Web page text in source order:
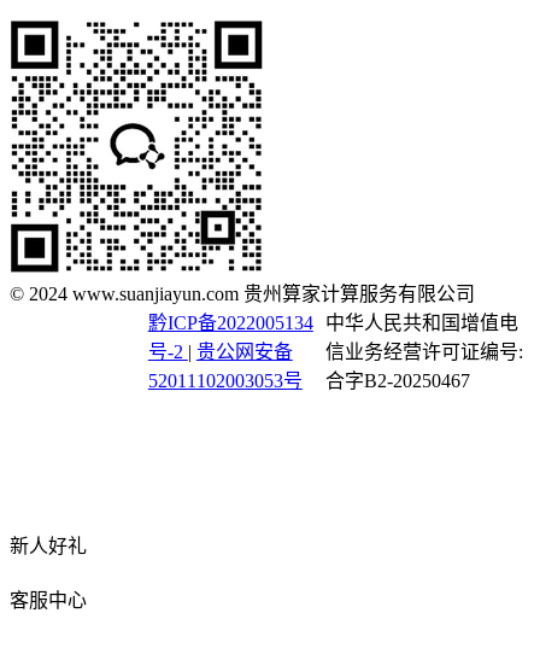
© 2024 www.suanjiayun.com 贵州算家计算服务有限公司
黔ICP备2022005134
号-2 | 贵公网安备
52011102003053号
中华人民共和国增值电
信业务经营许可证编号:
合字B2-20250467
新人好礼
客服中心